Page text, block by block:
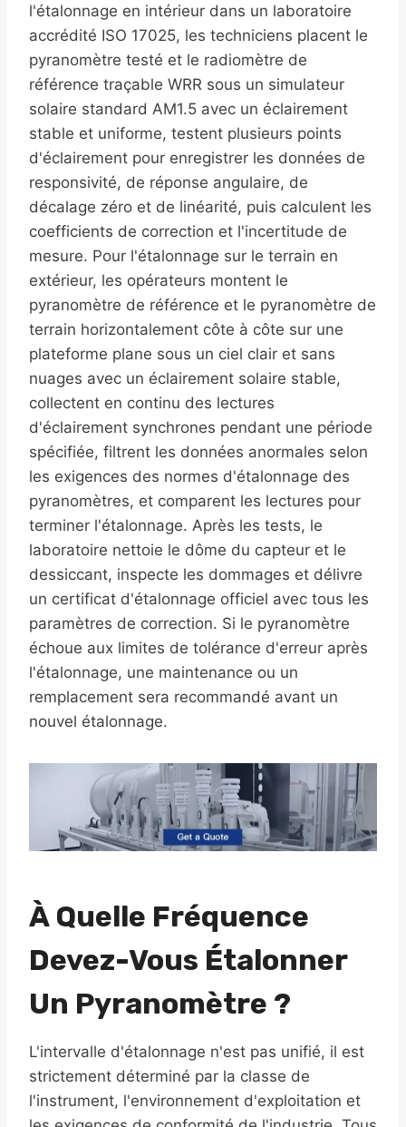
l'étalonnage en intérieur dans un laboratoire
accrédité ISO 17025, les techniciens placent le
pyranomètre testé et le radiomètre de
référence traçable WRR sous un simulateur
solaire standard AM1.5 avec un éclairement
stable et uniforme, testent plusieurs points
d'éclairement pour enregistrer les données de
responsivité, de réponse angulaire, de
décalage zéro et de linéarité, puis calculent les
coefficients de correction et l'incertitude de
mesure. Pour l'étalonnage sur le terrain en
extérieur, les opérateurs montent le
pyranomètre de référence et le pyranomètre de
terrain horizontalement côte à côte sur une
plateforme plane sous un ciel clair et sans
nuages avec un éclairement solaire stable,
collectent en continu des lectures
d'éclairement synchrones pendant une période
spécifiée, filtrent les données anormales selon
les exigences des normes d'étalonnage des
pyranomètres, et comparent les lectures pour
terminer l'étalonnage. Après les tests, le
laboratoire nettoie le dôme du capteur et le
dessiccant, inspecte les dommages et délivre
un certificat d'étalonnage officiel avec tous les
paramètres de correction. Si le pyranomètre
échoue aux limites de tolérance d'erreur après
l'étalonnage, une maintenance ou un
remplacement sera recommandé avant un
nouvel étalonnage.
À Quelle Fréquence
Devez-Vous Étalonner
Un Pyranomètre ?
L'intervalle d'étalonnage n'est pas unifié, il est
strictement déterminé par la classe de
l'instrument, l'environnement d'exploitation et